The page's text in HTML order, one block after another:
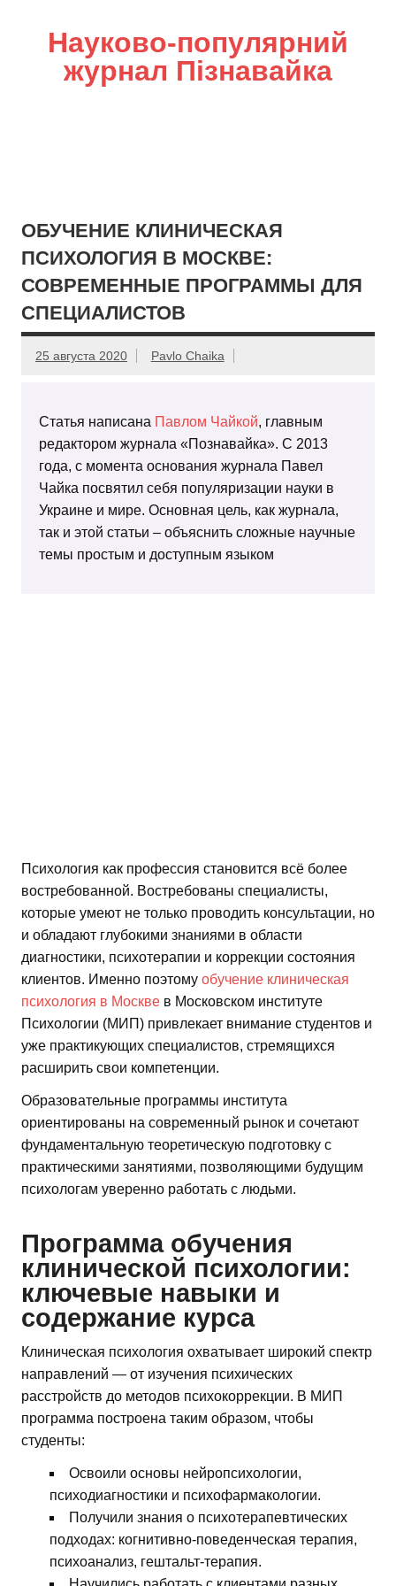
Науково-популярний
журнал Пізнавайка
ОБУЧЕНИЕ КЛИНИЧЕСКАЯ
ПСИХОЛОГИЯ В МОСКВЕ:
СОВРЕМЕННЫЕ ПРОГРАММЫ ДЛЯ
СПЕЦИАЛИСТОВ
25 августа 2020 Pavlo Chaika
Статья написана Павлом Чайкой, главным
редактором журнала «Познавайка». С 2013
года, с момента основания журнала Павел
Чайка посвятил себя популяризации науки в
Украине и мире. Основная цель, как журнала,
так и этой статьи – объяснить сложные научные
темы простым и доступным языком
Психология как профессия становится всё более
востребованной. Востребованы специалисты,
которые умеют не только проводить консультации, но
и обладают глубокими знаниями в области
диагностики, психотерапии и коррекции состояния
клиентов. Именно поэтому обучение клиническая
психология в Москве в Московском институте
Психологии (МИП) привлекает внимание студентов и
уже практикующих специалистов, стремящихся
расширить свои компетенции.
Образовательные программы института
ориентированы на современный рынок и сочетают
фундаментальную теоретическую подготовку с
практическими занятиями, позволяющими будущим
психологам уверенно работать с людьми.
Программа обучения
клинической психологии:
ключевые навыки и
содержание курса
Клиническая психология охватывает широкий спектр
направлений — от изучения психических
расстройств до методов психокоррекции. В МИП
программа построена таким образом, чтобы
студенты:
Освоили основы нейропсихологии,
психодиагностики и психофармакологии.
Получили знания о психотерапевтических
подходах: когнитивно-поведенческая терапия,
психоанализ, гештальт-терапия.